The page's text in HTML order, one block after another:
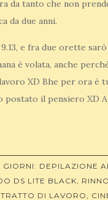
da tanto che non
da due anni.
e fra due orette
è volata, anche
XD Bhe per ora è
postato il pensiero XD
GIORNI: DEPILAZIONE
DS LITE BLACK,
DI LAVORO,